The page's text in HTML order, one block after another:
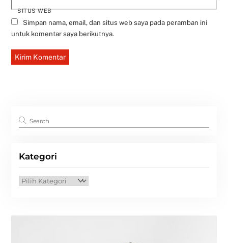
SITUS WEB
Simpan nama, email, dan situs web saya pada peramban ini
untuk komentar saya berikutnya.
Kategori
Kategori